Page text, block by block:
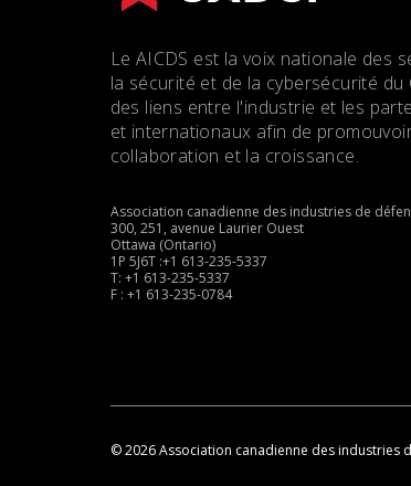
Le AICDS est la voix nationale des
la sécurité et de la cybersécurité
des liens entre l'industrie et les
et internationaux afin de
collaboration et la croissance.
Association canadienne des industries de
300, 251, avenue Laurier Ouest
Ottawa (Ontario)
1P 5J6T :+1 613-235-5337
T: +1 613-235-5337
F : +1 613-235-0784
© 2026 Association canadienne des industries